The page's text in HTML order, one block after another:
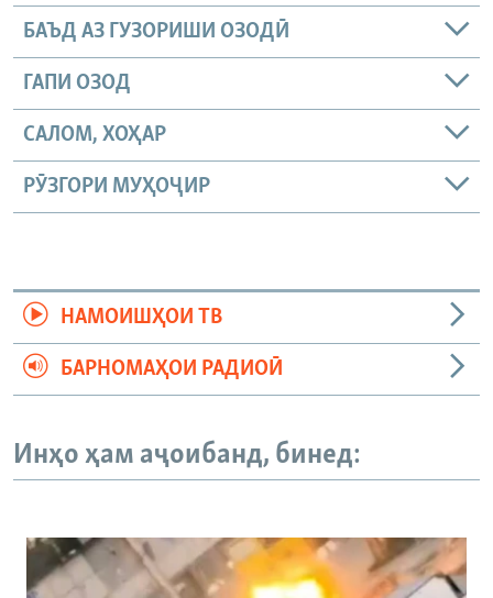
БАЪД АЗ ГУЗОРИШИ ОЗОДӢ
ГАПИ ОЗОД
САЛОМ, ХОҲАР
РӮЗГОРИ МУҲОҶИР
НАМОИШҲОИ ТВ
БАРНОМАҲОИ РАДИОӢ
Инҳо ҳам аҷоибанд, бинед: